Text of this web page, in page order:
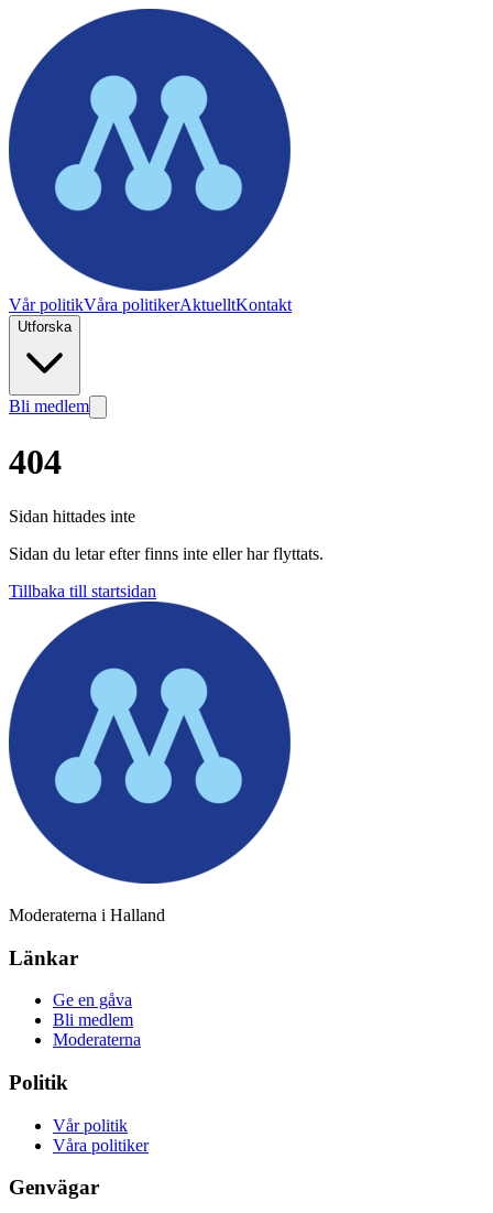
Vår politikVåra politikerAktuelltKontakt
Utforska
Bli medlem
404
Sidan hittades inte
Sidan du letar efter finns inte eller har flyttats.
Tillbaka till startsidan
Moderaterna i Halland
Länkar
Ge en gåva
Bli medlem
Moderaterna
Politik
Vår politik
Våra politiker
Genvägar